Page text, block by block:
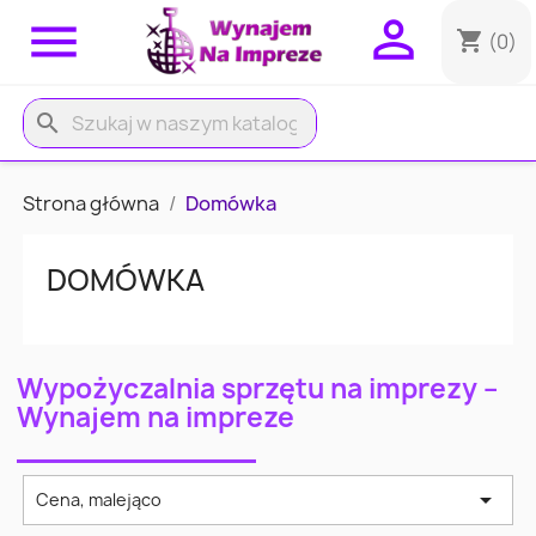
 shopping_cart (0)

search
Strona główna Domówka
DOMÓWKA
Wypożyczalnia sprzętu na imprezy –
Wynajem na impreze
Cena, malejąco 